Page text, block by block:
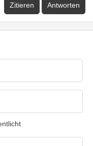
Zitieren Antworten